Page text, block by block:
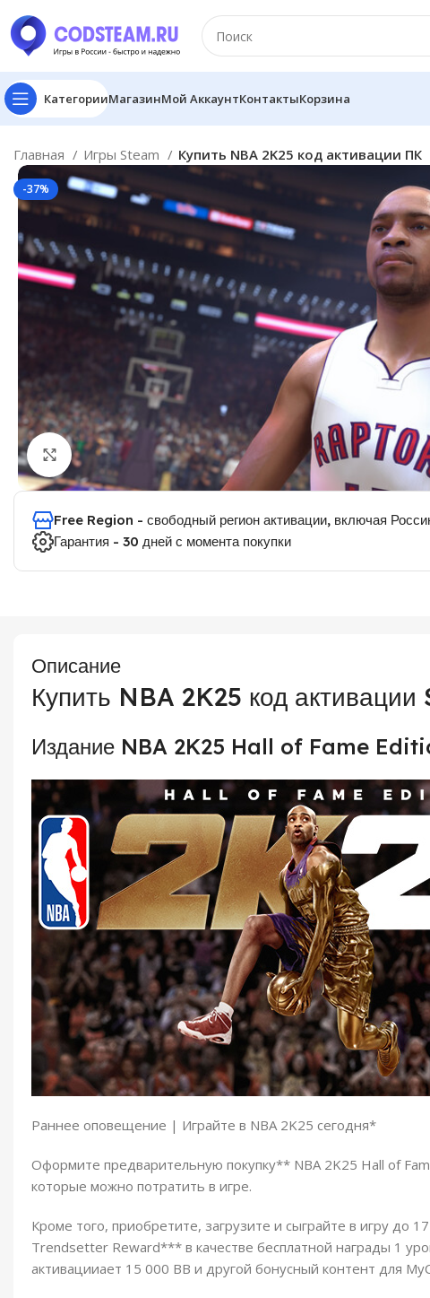
КатегорииМагазинМой АккаунтКонтактыКорзина
Главная Игры Steam Купить NBA 2K25 код активации ПК
-37%
Click to enlarge
Free Region - свободный регион активации, включая
Гарантия - 30 дней с момента покупки
Описание
Купить NBA 2K25 код
Издание NBA 2K25 Hall of Fame
Раннее оповещение | Играйте в NBA 2K25 сегодня*
Оформите предварительную покупку** NBA 2K25 Hall of
которые можно потратить в игре.
Кроме того, приобретите, загрузите и сыграйте в игру до
Trendsetter Reward*** в качестве бесплатной награды 1
активацииает 15 000 ВВ и другой бонусный контент для